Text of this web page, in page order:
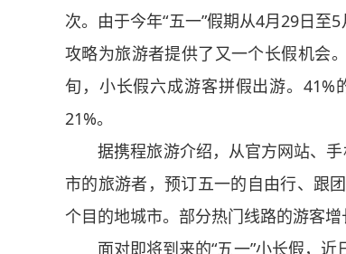
次。由于今年“五一”假期从4月29日至
攻略为旅游者提供了又一个长假机会
旬，小长假六成游客拼假出游。
21%。
据携程旅游介绍，从官方网站、手
市的旅游者，预订五一的自由行、跟
个目的地城市。部分热门线路的游客增
面对即将到来的“五一”小长假，近